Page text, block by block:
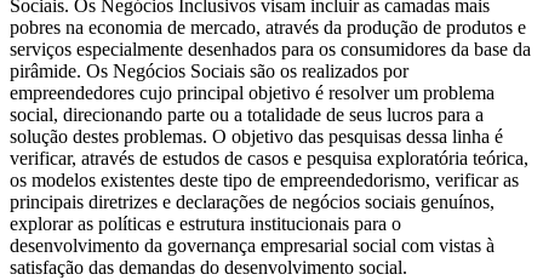
Sociais. Os Negócios Inclusivos visam incluir as camadas mais
pobres na economia de mercado, através da produção de produtos e
serviços especialmente desenhados para os consumidores da base da
pirâmide. Os Negócios Sociais são os realizados por
empreendedores cujo principal objetivo é resolver um problema
social, direcionando parte ou a totalidade de seus lucros para a
solução destes problemas. O objetivo das pesquisas dessa linha é
verificar, através de estudos de casos e pesquisa exploratória teórica,
os modelos existentes deste tipo de empreendedorismo, verificar as
principais diretrizes e declarações de negócios sociais genuínos,
explorar as políticas e estrutura institucionais para o
desenvolvimento da governança empresarial social com vistas à
satisfação das demandas do desenvolvimento social.